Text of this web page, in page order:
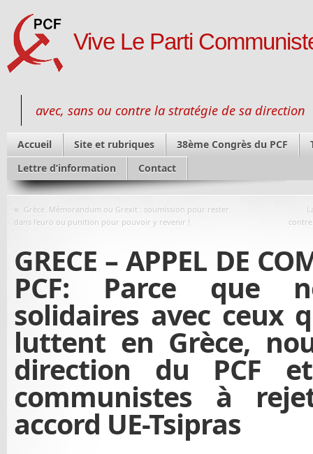
Vive Le Parti
avec, sans ou contre la stratégie de sa direction
Accueil Site et rubriques 38ème Congrès du PCF
Lettre d’information
Contact
« Grèce. Mémorandum ou Grexit : soumission pour rester
dans l’euro ou punition pour pouvoir y revenir !
GRECE – APPEL DE
PCF: Parce que
solidaires avec ceux
luttent en Grèce,
direction du PCF
communistes à
accord UE-Tsipras